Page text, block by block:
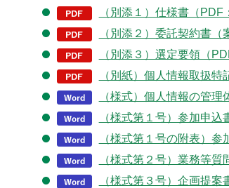
（別添１）仕様書（PDF
（別添２）委託契約書（
（別添３）選定要領（
（別紙）個人情報取扱特
（様式）個人情報の管理
（様式第１号）参加申込
（様式第１号の附表）
（様式第２号）業務等質
（様式第３号）企画提案